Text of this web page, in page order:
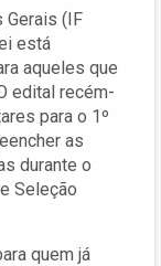
Gerais (IF
está
aqueles que
edital recém-
para o 1º
as
durante o
Seleção
quem já